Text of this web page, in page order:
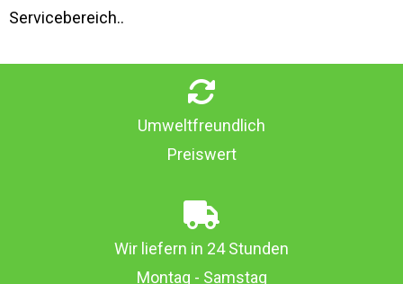
Servicebereich..
Umweltfreundlich
Preiswert
Wir liefern in 24 Stunden
Montag - Samstag